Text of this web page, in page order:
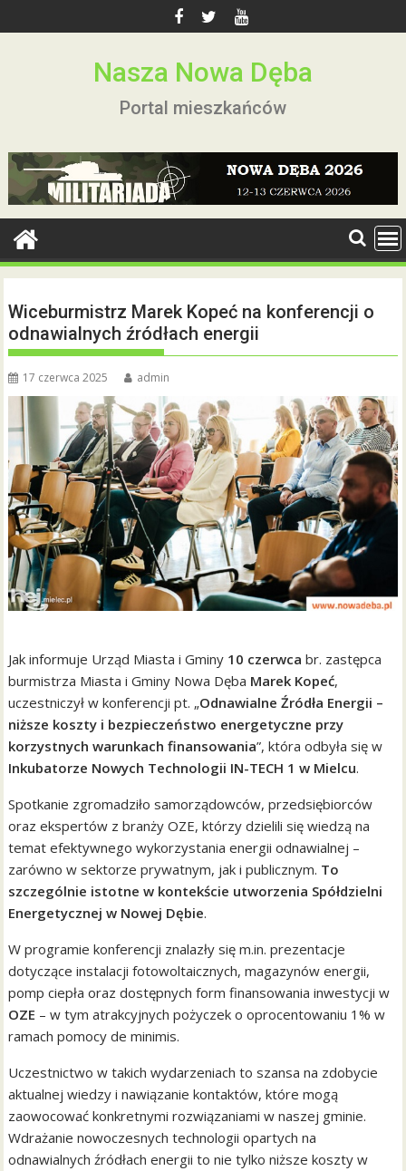
to
Nasza Nowa Dęba
Portal mieszkańców
Wiceburmistrz Marek Kopeć na konferencji o
odnawialnych źródłach energii
17 czerwca 2025 admin
Jak informuje Urząd Miasta i Gminy 10 czerwca br. zastępca
burmistrza Miasta i Gminy Nowa Dęba Marek Kopeć,
uczestniczył w konferencji pt. „Odnawialne Źródła Energii –
niższe koszty i bezpieczeństwo energetyczne przy
korzystnych warunkach finansowania”, która odbyła się w
Inkubatorze Nowych Technologii IN-TECH 1 w Mielcu.
Spotkanie zgromadziło samorządowców, przedsiębiorców
oraz ekspertów z branży OZE, którzy dzielili się wiedzą na
temat efektywnego wykorzystania energii odnawialnej –
zarówno w sektorze prywatnym, jak i publicznym. To
szczególnie istotne w kontekście utworzenia Spółdzielni
Energetycznej w Nowej Dębie.
W programie konferencji znalazły się m.in. prezentacje
dotyczące instalacji fotowoltaicznych, magazynów energii,
pomp ciepła oraz dostępnych form finansowania inwestycji w
OZE – w tym atrakcyjnych pożyczek o oprocentowaniu 1% w
ramach pomocy de minimis.
Uczestnictwo w takich wydarzeniach to szansa na zdobycie
aktualnej wiedzy i nawiązanie kontaktów, które mogą
zaowocować konkretnymi rozwiązaniami w naszej gminie.
Wdrażanie nowoczesnych technologii opartych na
odnawialnych źródłach energii to nie tylko niższe koszty w